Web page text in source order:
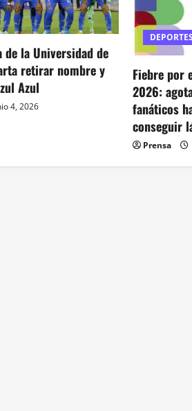
de la Universidad de
retirar nombre y
Azul
4, 2026
DEPORTES
Fiebre por
2026:
fanáticos
conseguir
Prensa